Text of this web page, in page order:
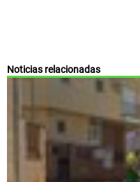
Noticias relacionadas